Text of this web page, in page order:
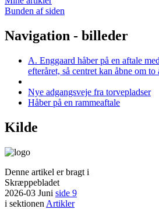
Bunden af siden
Navigation - billeder
A. Enggaard håber på en aftale
efteråret, så centret kan åbne om to
Nye adgangsveje fra torvepladser
Håber på en rammeaftale
Kilde
Denne artikel er bragt i
Skræppebladet
2026-03 Juni side 9
i sektionen Artikler